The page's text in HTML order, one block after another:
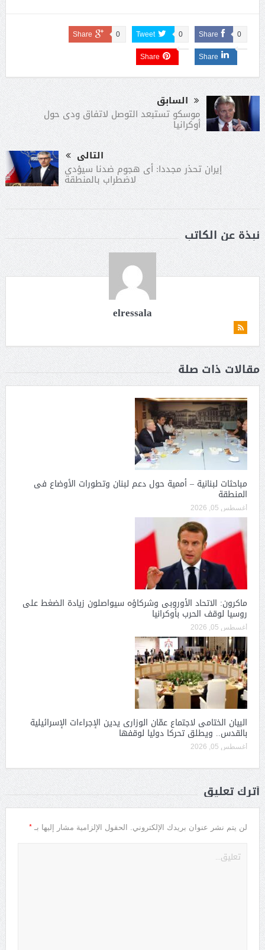
Share 0
Tweet 0
Share 0
Share
Share
السابق
موسكو تستبعد التوصل لاتفاق ودى حول
أوكرانيا
التالى
إيران تحذر مجددا: أى هجوم ضدنا سيؤدى
لاضطراب بالمنطقة
نبذة عن الكاتب
elressala
مقالات ذات صلة
مباحثات لبنانية – أممية حول دعم لبنان وتطورات الأوضاع فى
المنطقة
أغسطس 05, 2026
ماكرون: الاتحاد الأوروبى وشركاؤه سيواصلون زيادة الضغط على
روسيا لوقف الحرب بأوكرانيا
أغسطس 05, 2026
البيان الختامى لاجتماع عمّان الوزارى يدين الإجراءات الإسرائيلية
بالقدس.. ويطلق تحركا دوليا لوقفها
أغسطس 05, 2026
أترك تعليق
لن يتم نشر عنوان بريدك الإلكتروني. الحقول الإلزامية مشار إليها بـ *